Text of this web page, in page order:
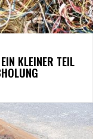
KLEINER TEIL